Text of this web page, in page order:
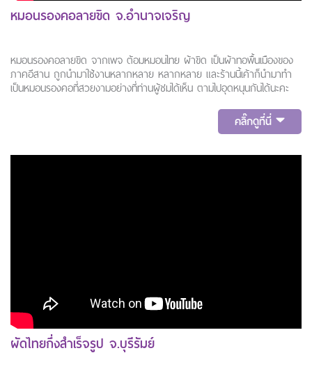
หมอนรองคอลายขิด จ.อำนาจเจริญ
หมอนรองคอลายขิด จากเพจ ต้อมหมอนไทย ผ้าขิด เป็นผ้าทอพื้นเมืองของ
ภาคอีสาน ถูกนำมาใช้งานหลากหลาย หลากหลาย และร้านนี้เค้าก็นำมาทำ
เป็นหมอนรองคอที่สวยงามอย่างที่ท่านผู้ชมได้เห็น ตามไปอุดหนุนกันได้นะคะ
คลิ๊กดูที่นี่
ผัดไทยกึ่งสำเร็จรูป จ.บุรีรัมย์